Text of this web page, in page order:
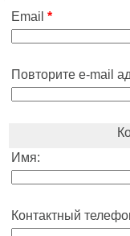
Email *
Повторите e-mail
Имя:
Контактный